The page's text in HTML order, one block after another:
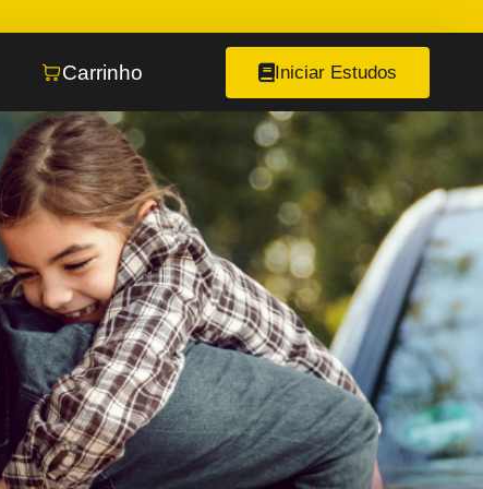
Carrinho Iniciar Estudos